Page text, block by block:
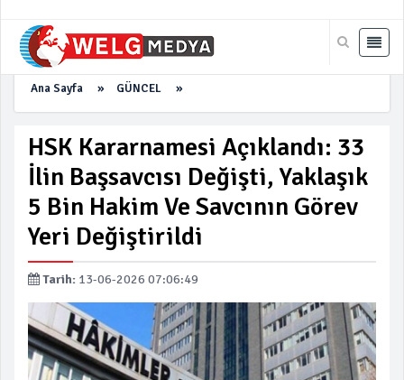
Ana Sayfa » GÜNCEL »
HSK Kararnamesi Açıklandı: 33
İlin Başsavcısı Değişti, Yaklaşık
5 Bin Hakim Ve Savcının Görev
Yeri Değiştirildi
Tarih: 13-06-2026 07:06:49